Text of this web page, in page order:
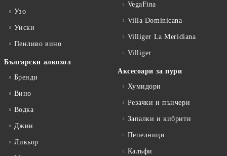
Узо
Уиски
Пенливо вино
Български алкохол
Бренди
Вино
Водка
Джин
Ликьор
VegaFina
Villa Dominicana
Villiger La Meridiana
Villiger
Аксесоари за пури
Хумидори
Резачки и пънчери
Запалки и кибрити
Пепелници
Калъфи